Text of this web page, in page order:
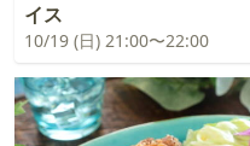
イス
10/19 (日) 21:00〜22:00